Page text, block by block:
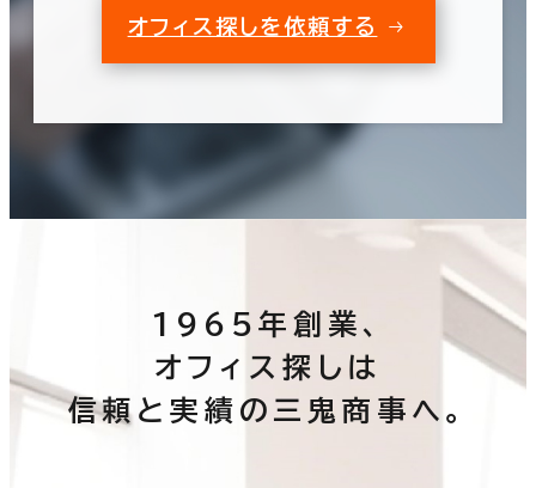
オフィス探しを依頼する
1965年創業、
オフィス探しは
信頼と実績の三鬼商事へ。